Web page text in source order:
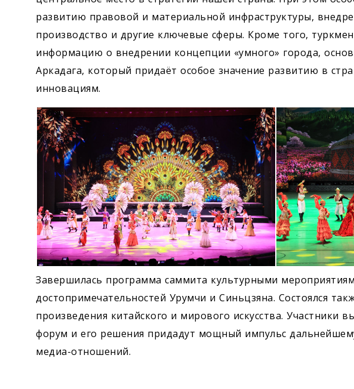
развитию правовой и материальной инфраструктуры,
производство и другие ключевые сферы. Кроме того,
информацию о внедрении концепции «умного» города,
Аркадага, который придаёт особое значение развитию в
инновациям.
Завершилась программа саммита культурными
достопримечательностей Урумчи и Синьцзяна. Состоялся
произведения китайского и мирового искусства. Участники
форум и его решения придадут мощный импульс
медиа-отношений.